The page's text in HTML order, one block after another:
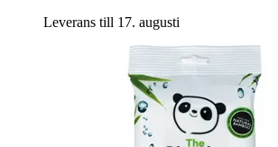
Leverans till 17. augusti